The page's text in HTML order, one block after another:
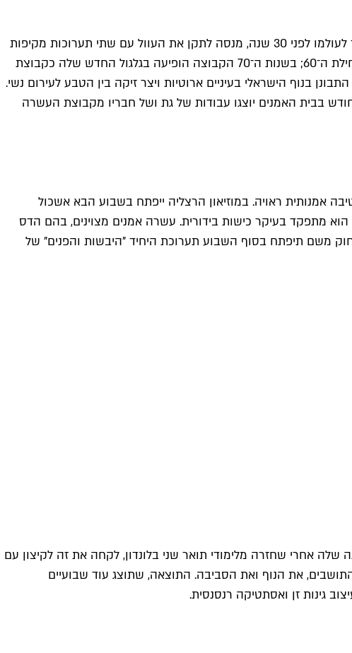
דור בא ודור הולך ולרוב האמנות לא מתבוננת אחורה בערגה לאמני הקלאסיקה הישראלית. פרויקט המחווה לאליהו גת, שהלך לעולמו לפני 30 שנה, מנסה לתקן את העוול עם שתי תערוכות מקיפות
בתל אביב. גת היה ממייסדי קבוצת "העשרה" שפעלה בסוף שנות ה־50 ובתחילת ה־60; בשנות ה־70 הקבוצה הופיעה בגלגול החדש שלה כקבוצת
בנוף הישראלי בעיניים ארוטיות ויצר זיקה בין הטבע לעירום נשי.
בבית האמנים יוצגו עבודות של גת ושל חבריו מקבוצת העשרה
אמנותית ראויה. במוזיאון הרצליה ייפתח בשבוע הבא אשכול
הוא מתפקד בעיקר כישות בידורית. עשרה אמנים מצוינים, בהם הדס
רחוק משם תיפתח בסוף השבוע תערוכת היחיד "היבשות והפנים" של
שלה אחרי שחזרה מלימודי תואר שני בלונדון, לקחה את זה לקיצון עם
את הנוף ואת הסביבה. התוצאה, שתוצג עוד שבועיים
גינות זן ואסתטיקה רנסנסית.